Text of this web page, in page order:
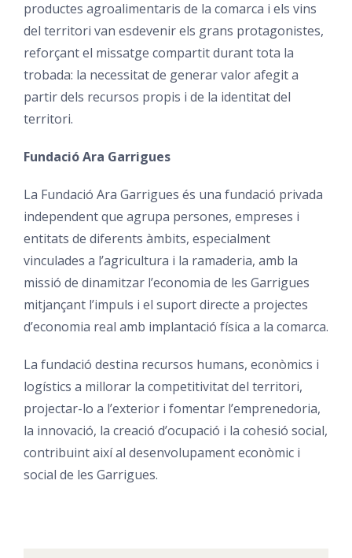
productes agroalimentaris de la comarca i els vins
del territori van esdevenir els grans protagonistes,
reforçant el missatge compartit durant tota la
trobada: la necessitat de generar valor afegit a
partir dels recursos propis i de la identitat del
territori.
Fundació Ara Garrigues
La Fundació Ara Garrigues és una fundació privada
independent que agrupa persones, empreses i
entitats de diferents àmbits, especialment
vinculades a l’agricultura i la ramaderia, amb la
missió de dinamitzar l’economia de les Garrigues
mitjançant l’impuls i el suport directe a projectes
d’economia real amb implantació física a la comarca.
La fundació destina recursos humans, econòmics i
logístics a millorar la competitivitat del territori,
projectar-lo a l’exterior i fomentar l’emprenedoria,
la innovació, la creació d’ocupació i la cohesió social,
contribuint així al desenvolupament econòmic i
social de les Garrigues.